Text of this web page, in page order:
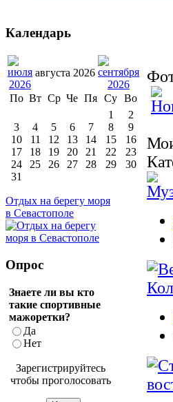
Календарь
августа 2026
По Вт Ср Че Пя Су Во
1
2
3
4 5 6 7 8
9
10
11 12 13 14 15
16
17
18 19 20 21 22
23
24
25 26 27 28 29
30
31
Отдых на берегу моря
в Севастополе
Опрос
Знаете ли вы кто
такие спортивные
мажоретки?
Да
Нет
Зарегистрируйтесь
чтобы проголосовать